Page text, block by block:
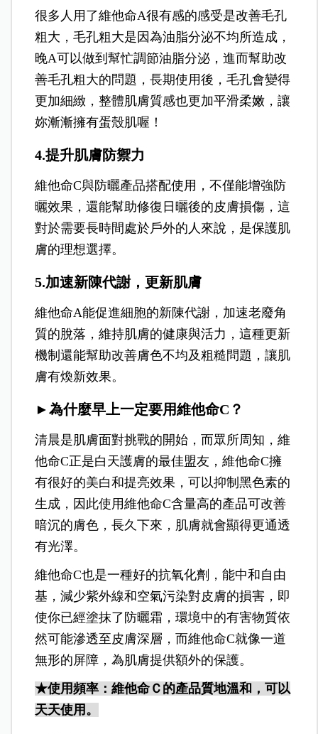
很多人用了維他命A很有感的感受是改善毛孔
粗大，毛孔粗大是因為油脂分泌不均所造成，
晚A可以做到幫忙調節油脂分泌，進而幫助改
善毛孔粗大的問題，長期使用後，毛孔會變得
更加細緻，整體肌膚質感也更加平滑柔嫩，讓
妳漸漸擁有蛋殼肌喔！
4.提升肌膚防禦力
維他命C與防曬產品搭配使用，不僅能增強防
曬效果，還能幫助修復日曬後的皮膚損傷，這
對於需要長時間處於戶外的人來說，是保護肌
膚的理想選擇。
5.加速新陳代謝，更新肌膚
維他命A能促進細胞的新陳代謝，加速老廢角
質的脫落，維持肌膚的健康與活力，這種更新
機制還能幫助改善膚色不均及粗糙問題，讓肌
膚有煥新效果。
►為什麼早上一定要用維他命C？
清晨是肌膚面對挑戰的開始，而眾所周知，維
他命C正是白天護膚的最佳盟友，維他命C擁
有很好的美白和提亮效果，可以抑制黑色素的
生成，因此使用維他命C含量高的產品可改善
暗沉的膚色，長久下來，肌膚就會顯得更通透
有光澤。
維他命C也是一種好的抗氧化劑，能中和自由
基，減少紫外線和空氣污染對皮膚的損害，即
使你已經塗抹了防曬霜，環境中的有害物質依
然可能滲透至皮膚深層，而維他命C就像一道
無形的屏障，為肌膚提供額外的保護。
★使用頻率：維他命Ｃ的產品質地溫和，可以
天天使用。